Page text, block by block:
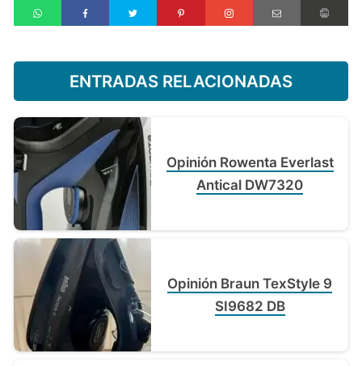
ENTRADAS RELACIONADAS
Opinión Rowenta Everlast
Antical DW7320
Opinión Braun TexStyle 9
SI9682 DB